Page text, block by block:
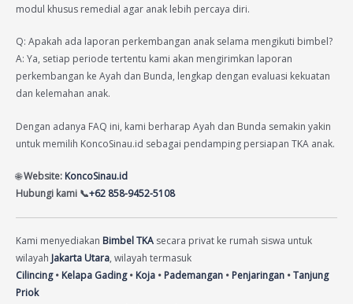
modul khusus remedial agar anak lebih percaya diri.
Q: Apakah ada laporan perkembangan anak selama mengikuti bimbel?
A: Ya, setiap periode tertentu kami akan mengirimkan laporan
perkembangan ke Ayah dan Bunda, lengkap dengan evaluasi kekuatan
dan kelemahan anak.
Dengan adanya FAQ ini, kami berharap Ayah dan Bunda semakin yakin
untuk memilih KoncoSinau.id sebagai pendamping persiapan TKA anak.
🌐Website: KoncoSinau.id
Hubungi kami 📞+62 858-9452-5108
Kami menyediakan Bimbel TKA secara privat ke rumah siswa untuk
wilayah Jakarta Utara, wilayah termasuk
Cilincing• Kelapa Gading• Koja • Pademangan • Penjaringan •Tanjung
Priok